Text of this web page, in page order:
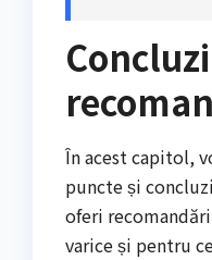
În acest capitol,
puncte și
oferi
varice și pentru